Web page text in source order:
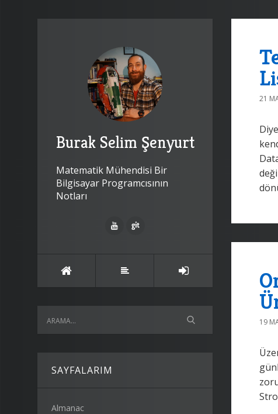
Burak Selim Şenyurt
Matematik Mühendisi Bir
Bilgisayar Programcısının
Notları
SAYFALARIM
Almanac
21
19